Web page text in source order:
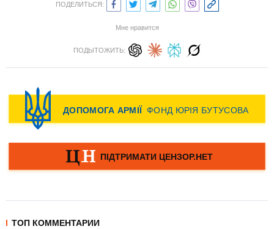
ПОДЕЛИТЬСЯ:
Мне нравится
ПОДЫТОЖИТЬ:
ТОП КОММЕНТАРИИ